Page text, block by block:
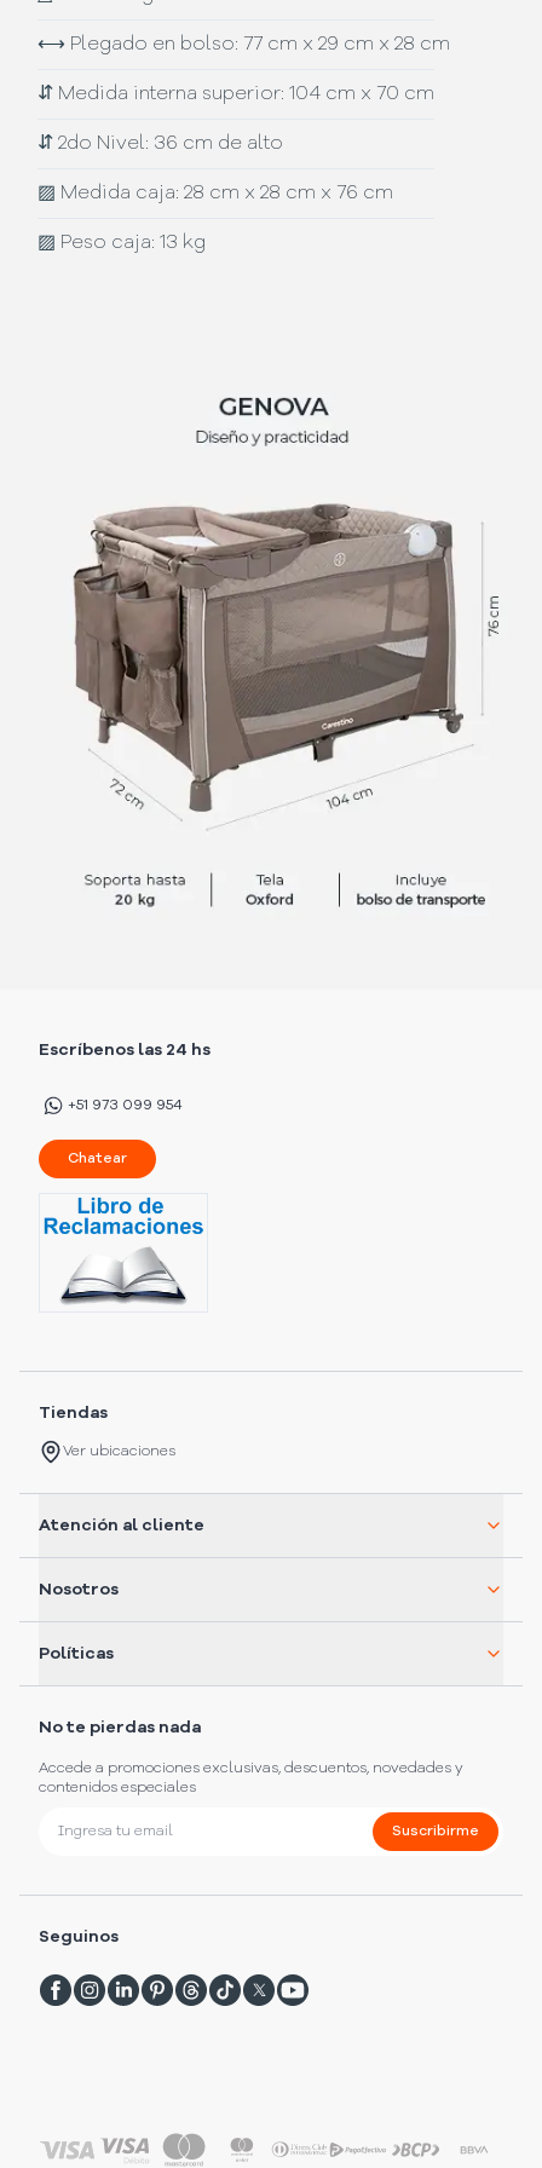
⟷ Plegado en bolso: 77 cm x 29 cm x 28 cm
⇵ Medida interna superior: 104 cm x 70 cm
⇵2do Nivel: 36 cm de alto
▨ Medida caja: 28 cm x 28 cm x 76 cm
▨ Peso caja: 13 kg
Escríbenos las 24 hs
+51 973 099 954
Chatear
Tiendas
Ver ubicaciones
Atención al cliente
Nosotros
Políticas
No te pierdas nada
Accede a promociones exclusivas, descuentos, novedades y
contenidos especiales
Suscribirme
Seguinos